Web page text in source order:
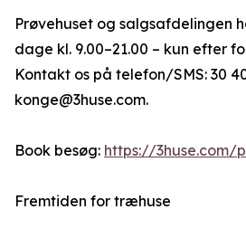
Prøvehuset og salgsafdelingen
dage kl. 9.00–21.00 – kun efter
Kontakt os på telefon/SMS: 30
konge@3huse.com.
Book besøg: https://3huse.com/
Fremtiden for træhuse